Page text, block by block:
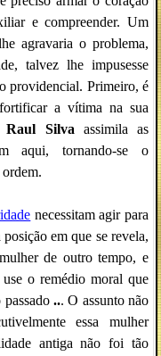
e compreender. Um
agravaria o problema,
talvez lhe impusesse
providencial. Primeiro, é
a vítima na sua
Raul Silva assimila as
aqui, tornando-se o
necessitam agir para
em que se revela,
de outro tempo, e
o remédio moral que
... O assunto não
essa mulher
antiga não foi tão